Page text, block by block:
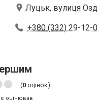
Луцьк, вулиця
+380 (332) 29-12-
(0 оцінок)
оцінював